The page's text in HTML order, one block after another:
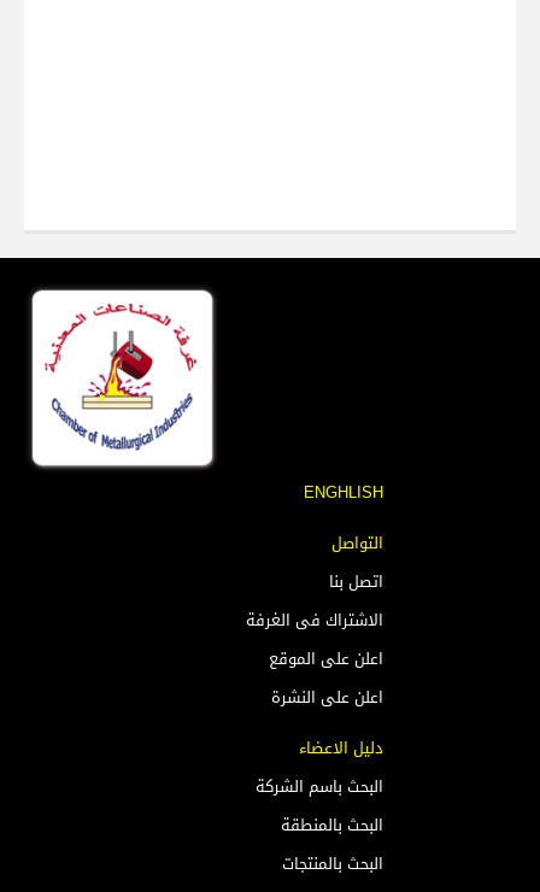
ENGHLISH
التواصل
اتصل بنا
الاشتراك فى الغرفة
اعلن على الموقع
اعلن على النشرة
دليل الاعضاء
البحث باسم الشركة
البحث بالمنطقة
البحث بالمنتجات